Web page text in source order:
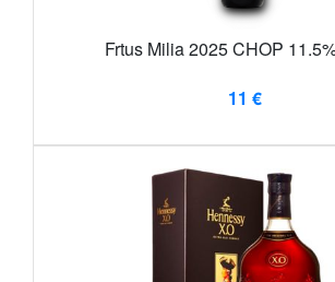
Frtus Milia 2025 CHOP
11 €